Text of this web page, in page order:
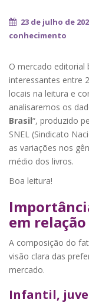
23 de julho de
conhecimento
O mercado editorial
interessantes entre
locais na leitura e
analisaremos os
Brasil“, produzido
SNEL (Sindicato
as variações nos
médio dos livros.
Boa leitura!
em
A composição do
visão clara das
mercado.
Infantil,